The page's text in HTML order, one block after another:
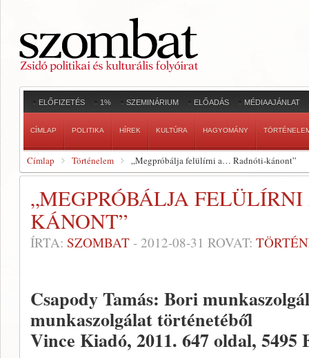
ELŐFIZETÉS 1% SZEMINÁRIUM ELŐADÁS MÉDIAAJÁNLAT
CÍMLAP POLITIKA HÍREK KULTÚRA HAGYOMÁNY
Címlap Történelem „Megpróbálja felülírni a… Radnóti-kánont”
„MEGPRÓBÁLJA
KÁNONT”
ÍRTA: SZOMBAT - 2012-08-31 ROVAT:
Csapody Tamás: Bori
munkaszolgálat történetéből
Vince Kiadó, 2011. 647 oldal, 5495